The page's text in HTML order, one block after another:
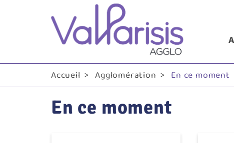
Accueil Agglomération En ce moment
En ce moment